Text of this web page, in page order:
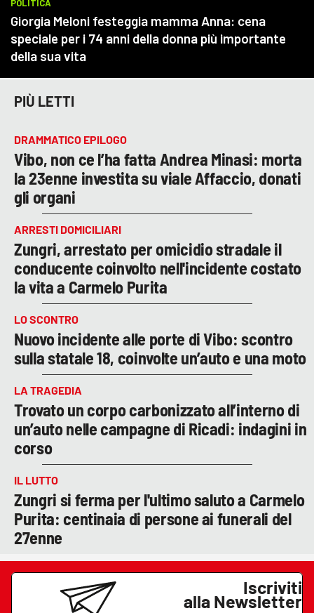
PIÙ LETTI
DRAMMATICO EPILOGO
Vibo, non ce l’ha fatta Andrea Minasi: morta
la 23enne investita su viale Affaccio, donati
gli organi
ARRESTI DOMICILIARI
Zungri, arrestato per omicidio stradale il
conducente coinvolto nell'incidente costato
la vita a Carmelo Purita
LO SCONTRO
Nuovo incidente alle porte di Vibo: scontro
sulla statale 18, coinvolte un’auto e una moto
LA TRAGEDIA
Trovato un corpo carbonizzato all’interno di
un’auto nelle campagne di Ricadi: indagini in
corso
IL LUTTO
Zungri si ferma per l'ultimo saluto a Carmelo
Purita: centinaia di persone ai funerali del
27enne
Iscriviti
alla Newsletter